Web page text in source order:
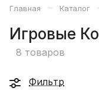
Главная – Каталог
Игровые
8 товаров
Фильтр